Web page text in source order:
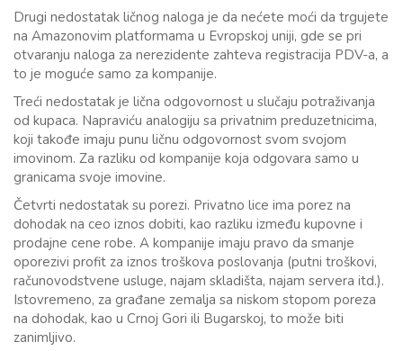
Drugi nedostatak ličnog naloga je da nećete moći da trgujete
na Amazonovim platformama u Evropskoj uniji, gde se pri
otvaranju naloga za nerezidente zahteva registracija PDV-a, a
to je moguće samo za kompanije.
Treći nedostatak je lična odgovornost u slučaju potraživanja
od kupaca. Napraviću analogiju sa privatnim preduzetnicima,
koji takođe imaju punu ličnu odgovornost svom svojom
imovinom. Za razliku od kompanije koja odgovara samo u
granicama svoje imovine.
Četvrti nedostatak su porezi. Privatno lice ima porez na
dohodak na ceo iznos dobiti, kao razliku između kupovne i
prodajne cene robe. A kompanije imaju pravo da smanje
oporezivi profit za iznos troškova poslovanja (putni troškovi,
računovodstvene usluge, najam skladišta, najam servera itd.).
Istovremeno, za građane zemalja sa niskom stopom poreza
na dohodak, kao u Crnoj Gori ili Bugarskoj, to može biti
zanimljivo.